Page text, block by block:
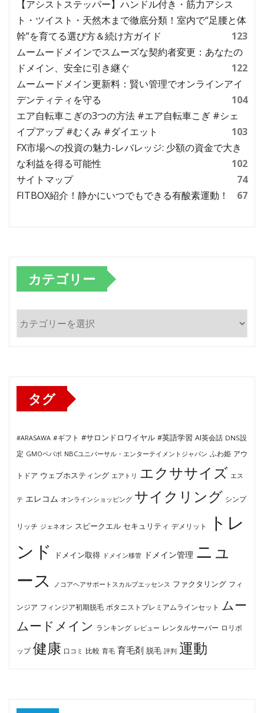
【アシストステッパー】ハンドル付き・筋力アシス
ト・ツイスト・天然木まで徹底分類！室内で“足腰と体
幹”を育てる選び方＆続け方ガイド
123
ムームードメインでスムーズな契約者変更：あなたの
ドメイン、安全に引き継ぐ
122
ムームードメイン更新料：賢い管理でオンラインアイ
デンティティを守る
104
エア自転車こぎの3つの方法 #エア自転車こぎ #シェ
イプアップ #むくみ #ダイエット
103
FX市場への投資の魅力-レバレッジ: 少額の資金で大き
な利益を得る可能性
102
サイトマップ
74
FITBOX紹介！静かにいつでもできる有酸素運動！
67
カテゴリー
テ
タグ
#ARASAWA #ギフト #サロンドロワイヤル #英語学習 AI英会話 DNS設
定 GMOペパボ NBCユニバーサル・エンターテイメントジャパン ふわ姫 アウ
トドア ウェブホスティング エアトリ エクササイズ エス
テ エレコム オンラインショッピング サイクリング シンプ
リッチ ジェネオン スピークエル セキュリティ デメリット
トレ
ンド
ドメイン取得 ドメイン移管 ドメイン管理 ニュ
ース
ノコアヘアサポートスカルプエッセンス ファクタリング フィ
ンジア フィンジア初期脱毛 ボタニストプレミアムラインセット ムー
ムードメイン ランキング レビュー レンタルサーバー ロリポ
ップ 健康 口コミ 比較 育毛 育毛剤 脱毛 評判 運動